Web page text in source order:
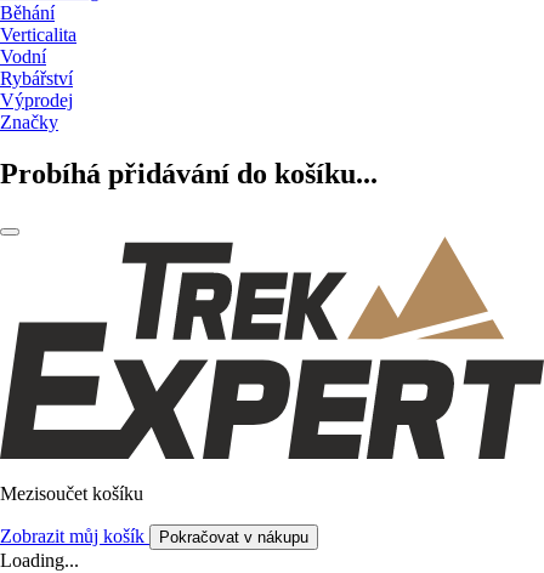
Běhání
Verticalita
Vodní
Rybářství
Výprodej
Značky
Probíhá přidávání do košíku...
Mezisoučet košíku
Zobrazit můj košík Pokračovat v nákupu
Loading...